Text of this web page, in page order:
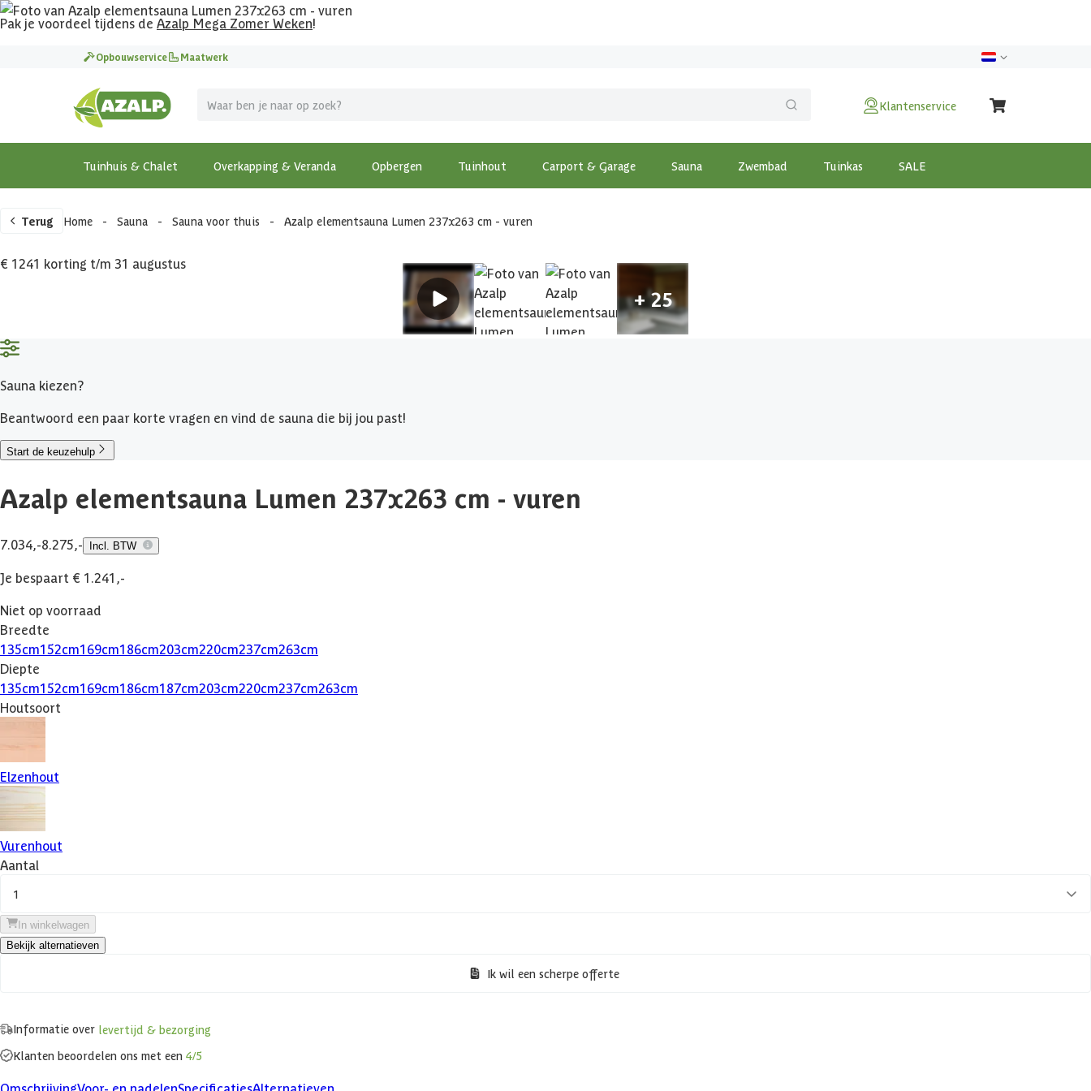
Pak je voordeel tijdens de Azalp Mega Zomer Weken!
Opbouwservice Maatwerk
Klantenservice
Tuinhuis & Chalet Overkapping & Veranda Opbergen Tuinhout Carport & Garage Sauna Zwembad Tuinkas SALE
Terug Home - Sauna - Sauna voor thuis - Azalp elementsauna Lumen 237x263 cm - vuren
€ 1241 korting t/m 31 augustus
Sauna kiezen?
Beantwoord een paar korte vragen en vind de sauna die bij jou past!
Start de keuzehulp
Azalp elementsauna Lumen 237x263 cm - vuren
7.034,-8.275,- Incl. BTW
Je bespaart € 1.241,-
Niet op voorraad
Breedte
135cm152cm169cm186cm203cm220cm237cm263cm
Diepte
135cm152cm169cm186cm187cm203cm220cm237cm263cm
Houtsoort
Elzenhout
Vurenhout
Aantal
1
In winkelwagen
Bekijk alternatieven
Ik wil een scherpe offerte
Informatie over levertijd & bezorging
Klanten beoordelen ons met een 4/5